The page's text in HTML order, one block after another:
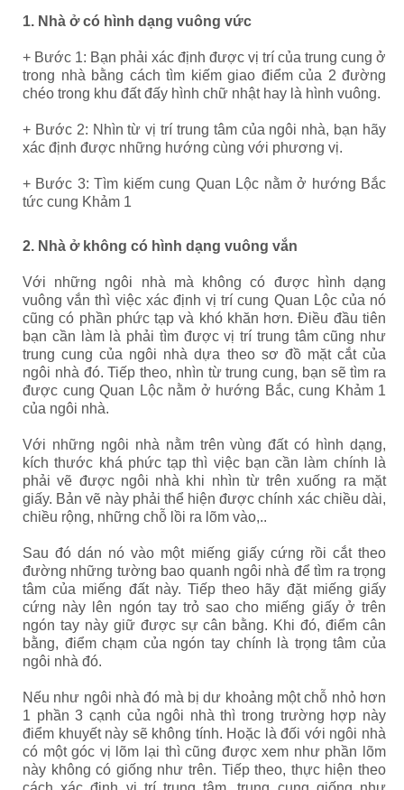
1. Nhà ở có hình dạng vuông vức
+ Bước 1: Bạn phải xác định được vị trí của trung cung ở
trong nhà bằng cách tìm kiếm giao điểm của 2 đường
chéo trong khu đất đấy hình chữ nhật hay là hình vuông.
+ Bước 2: Nhìn từ vị trí trung tâm của ngôi nhà, bạn hãy
xác định được những hướng cùng với phương vị.
+ Bước 3: Tìm kiếm cung Quan Lộc nằm ở hướng Bắc
tức cung Khảm 1
2. Nhà ở không có hình dạng vuông vắn
Với những ngôi nhà mà không có được hình dạng
vuông vắn thì việc xác định vị trí cung Quan Lộc của nó
cũng có phần phức tạp và khó khăn hơn. Điều đầu tiên
bạn cần làm là phải tìm được vị trí trung tâm cũng như
trung cung của ngôi nhà dựa theo sơ đồ mặt cắt của
ngôi nhà đó. Tiếp theo, nhìn từ trung cung, bạn sẽ tìm ra
được cung Quan Lộc nằm ở hướng Bắc, cung Khảm 1
của ngôi nhà.
Với những ngôi nhà nằm trên vùng đất có hình dạng,
kích thước khá phức tạp thì việc bạn cần làm chính là
phải vẽ được ngôi nhà khi nhìn từ trên xuống ra mặt
giấy. Bản vẽ này phải thể hiện được chính xác chiều dài,
chiều rộng, những chỗ lồi ra lõm vào,..
Sau đó dán nó vào một miếng giấy cứng rồi cắt theo
đường những tường bao quanh ngôi nhà để tìm ra trọng
tâm của miếng đất này. Tiếp theo hãy đặt miếng giấy
cứng này lên ngón tay trỏ sao cho miếng giấy ở trên
ngón tay này giữ được sự cân bằng. Khi đó, điểm cân
bằng, điểm chạm của ngón tay chính là trọng tâm của
ngôi nhà đó.
Nếu như ngôi nhà đó mà bị dư khoảng một chỗ nhỏ hơn
1 phần 3 cạnh của ngôi nhà thì trong trường hợp này
điểm khuyết này sẽ không tính. Hoặc là đối với ngôi nhà
có một góc vị lõm lại thì cũng được xem như phần lõm
này không có giống như trên. Tiếp theo, thực hiện theo